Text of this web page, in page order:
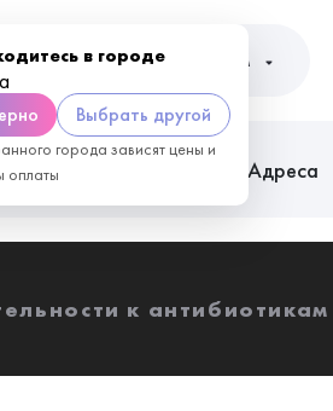
в городе
верно Выбрать другой
города зависят цены и
оплаты
Пациентам
Адреса
к